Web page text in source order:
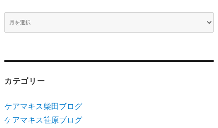
ア
ー
イ
カテゴリー
ケアマキス柴田ブログ
ケアマキス笹原ブログ